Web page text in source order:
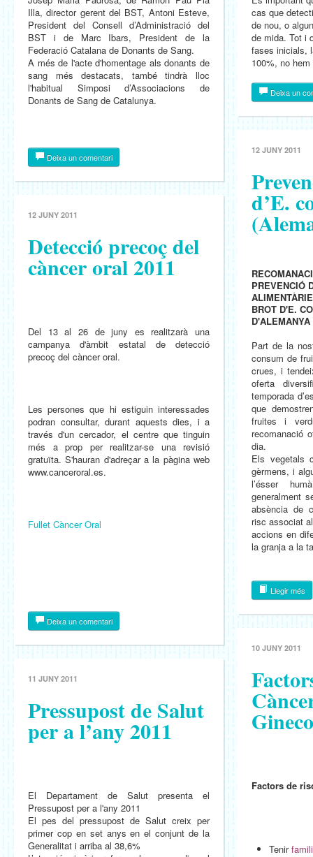
Illa, director gerent del BST, Antoni Esteve,
President del Consell d’Administració del
BST i de Marc Ibars, President de la
Federació Catalana de Donants de Sang.
A més de l'acte d'homentage als donants de
sang més destacats, també tindrà lloc
l'habitual Simposi d’Associacions de
Donants de Sang de Catalunya.
Deixa un comentari
12 JUNY 2011
Detecció precoç del
càncer oral 2011
Del 13 al 26 de juny es realitzarà una
campanya d'àmbit estatal de detecció
precoç del càncer oral.
Les persones que hi estiguin interessades
podran consultar, durant aquests dies, i a
través d'un cercador, el centre que tinguin
més a prop per realitzar-se una revisió
gratuïta. S'hauran d'adreçar a la pàgina web
www.canceroral.es.
Fullet Càncer Oral
Deixa un comentari
11 JUNY 2011
Pressupost de Salut
per a l’any 2011
El Departament de Salut presenta el
Pressupost per a l'any 2011
El pes del pressupost de Salut creix per
primer cop en set anys en el conjunt de la
Generalitat i arriba al 38,6%
cas que
de nou, o
de mida. Tot i
fases inicials,
100%, no
Deixa un
12 JUNY 2011
d’E.
PREVENCIÓ
BROT D'E.
D'ALEMANYA
Part de la
consum de
crues, i
oferta
temporada
que
fruites i
recomanació
dia.
Els vegetals
gèrmens, i
l’ésser
generalment
absència de
risc associat
accions en
la granja a la
Llegir més
10 JUNY 2011
Factors de
Tenir